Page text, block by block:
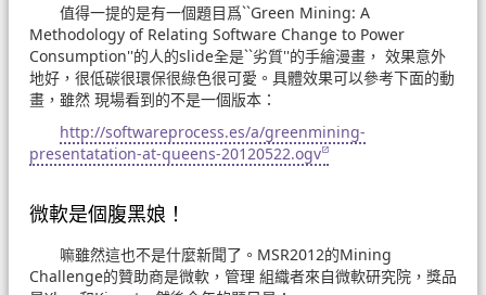
值得一提的是有一個題目爲``Green Mining: A
Methodology of Relating Software Change to Power
Consumption''的人的slide全是``劣質''的手繪漫畫， 效果意外
地好，很低碳很環保很綠色很可愛。具體效果可以參考下面的動
畫，雖然 現場看到的不是一個版本：
http://softwareprocess.es/a/greenmining-
presentatation-at-queens-20120522.ogv
微軟是個腹黑娘！
嘛雖然這也不是什麼新聞了。MSR2012的Mining
Challenge的贊助商是微軟，管理 組織者來自微軟研究院，獎品